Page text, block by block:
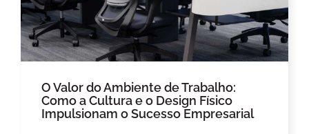
O Valor do Ambiente de Trabalho:
Como a Cultura e o Design Físico
Impulsionam o Sucesso Empresarial